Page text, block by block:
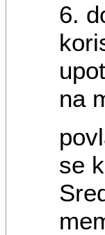
6.
na
se